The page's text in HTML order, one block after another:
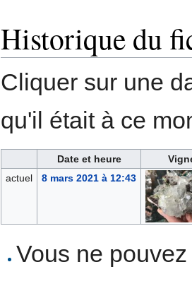
Historique du
Cliquer sur une
qu'il était à ce
Date et heure
actuel
8 mars 2021 à 12:43
Vous ne